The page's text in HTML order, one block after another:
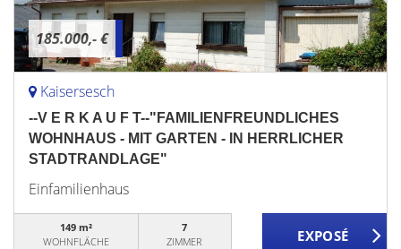
185.000,- €
Kaisersesch
--V E R K A U F T--"FAMILIENFREUNDLICHES
WOHNHAUS - MIT GARTEN - IN HERRLICHER
STADTRANDLAGE"
Einfamilienhaus
149 m²
WOHNFLÄCHE
7
ZIMMER